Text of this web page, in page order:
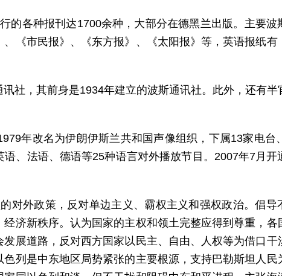
的各种报刊达1700余种，大部分在德黑兰出版。主要波
、《市民报》、《东方报》、《太阳报》等，英语报纸有
社，其前身是1934年建立的波斯通讯社。此外，还有半
年改名为伊朗伊斯兰共和国声像组织，下属13家电台
、法语、德语等25种语言对外播放节目。2007年7月开
对外政策，反对单边主义、霸权主义和强权政治。倡导
济新秩序。认为国家的主权和领土完整应得到尊重，各
展道路，反对西方国家以民主、自由、人权等为借口干
列是中东地区局势紧张的主要根源，支持巴勒斯坦人民